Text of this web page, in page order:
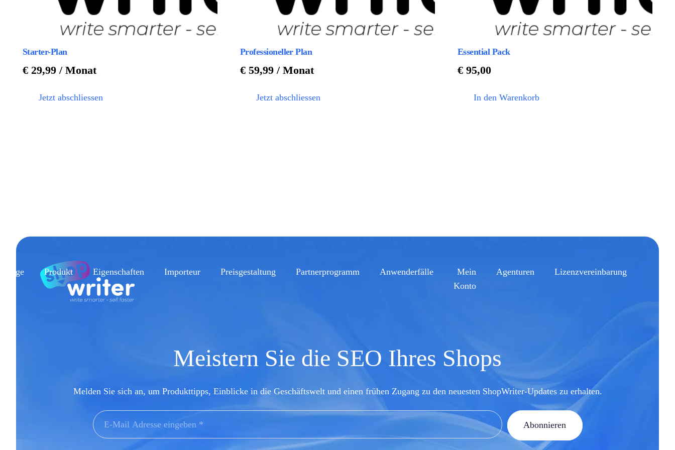
Starter-Plan
€ 29,99 / Monat
Jetzt abschliessen
Professioneller Plan
€ 59,99 / Monat
Jetzt abschliessen
Essential Pack
€ 95,00
In den Warenkorb
Produkt Eigenschaften Importeur Preisgestaltung Partnerprogramm Anwenderfälle
Mein
Konto
Agenturen Lizenzvereinbarung
Meistern Sie die SEO Ihres Shops
Melden Sie sich an, um Produkttipps, Einblicke in die Geschäftswelt und einen frühen Zugang zu den neuesten ShopWriter-Updates zu erhalten.
Abonnieren